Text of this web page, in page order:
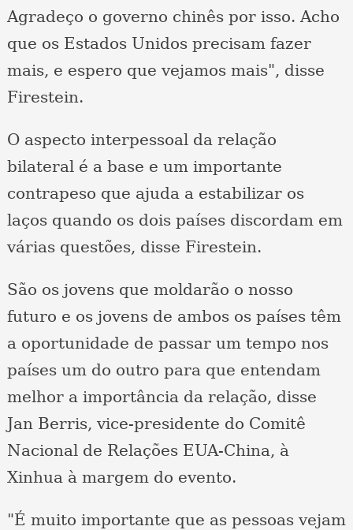
Agradeço o governo chinês por isso. Acho
que os Estados Unidos precisam fazer
mais, e espero que vejamos mais", disse
Firestein.
O aspecto interpessoal da relação
bilateral é a base e um importante
contrapeso que ajuda a estabilizar os
laços quando os dois países discordam em
várias questões, disse Firestein.
São os jovens que moldarão o nosso
futuro e os jovens de ambos os países têm
a oportunidade de passar um tempo nos
países um do outro para que entendam
melhor a importância da relação, disse
Jan Berris, vice-presidente do Comitê
Nacional de Relações EUA-China, à
Xinhua à margem do evento.
"É muito importante que as pessoas vejam